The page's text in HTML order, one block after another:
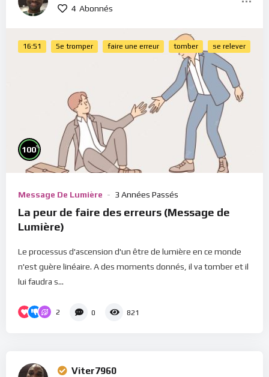
4 Abonnés
16:51 Se tromper faire une erreur tomber se relever
100%
Message De Lumière 3 Années Passés
La peur de faire des erreurs (Message de
Lumière)
Le processus d'ascension d'un être de lumière en ce monde
n'est guère linéaire. A des moments donnés, il va tomber et il
lui faudra s...
2 0 821
Viter7960